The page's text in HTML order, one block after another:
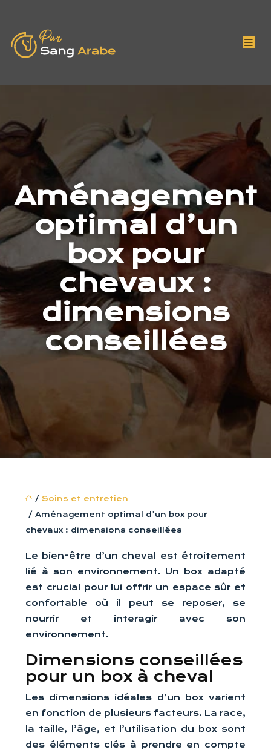
Aménagement
optimal d’un
box pour
chevaux :
dimensions
conseillées
/ Soins et entretien
/ Aménagement optimal d’un box pour
chevaux : dimensions conseillées
Le bien-être d’un cheval est étroitement
lié à son environnement. Un box adapté
est crucial pour lui offrir un espace sûr et
confortable où il peut se reposer, se
nourrir et interagir avec son
environnement.
Dimensions conseillées
pour un box à cheval
Les dimensions idéales d’un box varient
en fonction de plusieurs facteurs. La race,
la taille, l’âge, et l’utilisation du box sont
des éléments clés à prendre en compte